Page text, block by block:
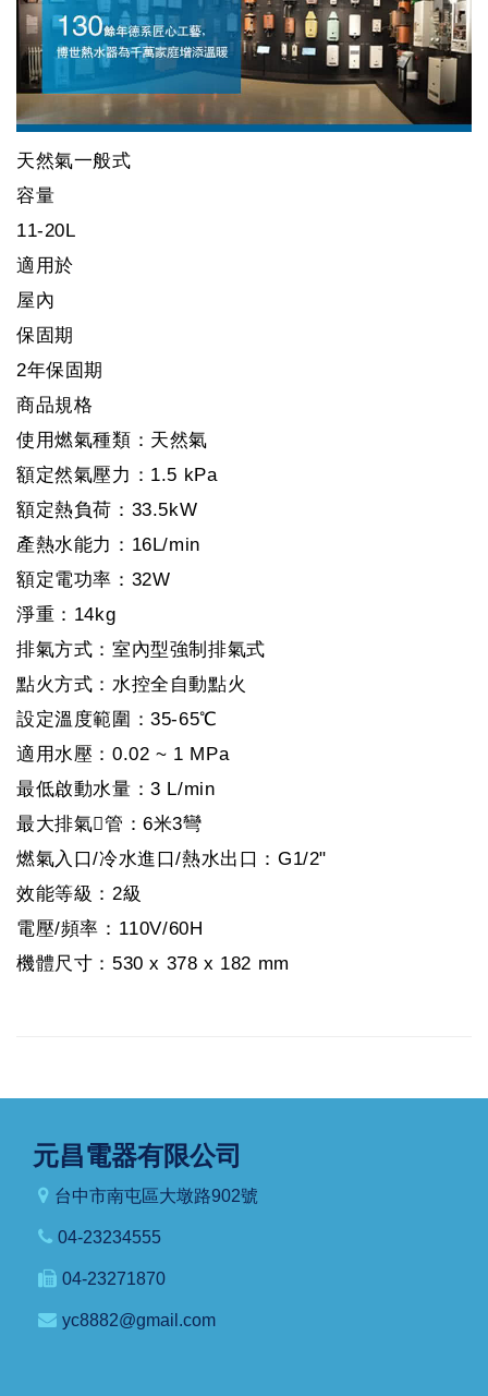
天然氣一般式
容量
11-20L
適用於
屋內
保固期
2年保固期
商品規格
使用燃氣種類：天然氣
額定然氣壓力：1.5 kPa
額定熱負荷：33.5kW
產熱水能力：16L/min
額定電功率：32W
淨重：14kg
排氣方式：室內型強制排氣式
點火方式：水控全自動點火
設定溫度範圍：35-65℃
適用水壓：0.02 ~ 1 MPa
最低啟動水量：3 L/min
最大排氣管：6米3彎
燃氣入口/冷水進口/熱水出口：G1/2"
效能等級：2級
電壓/頻率：110V/60H
機體尺寸：530 x 378 x 182 mm
元昌電器有限公司
台中市南屯區大墩路902號
04-23234555
04-23271870
yc8882@gmail.com